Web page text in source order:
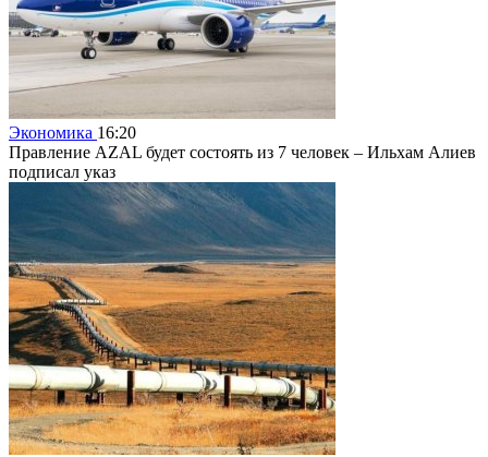
Экономика 16:20
Правление AZAL будет состоять из 7 человек – Ильхам Алиев
подписал указ